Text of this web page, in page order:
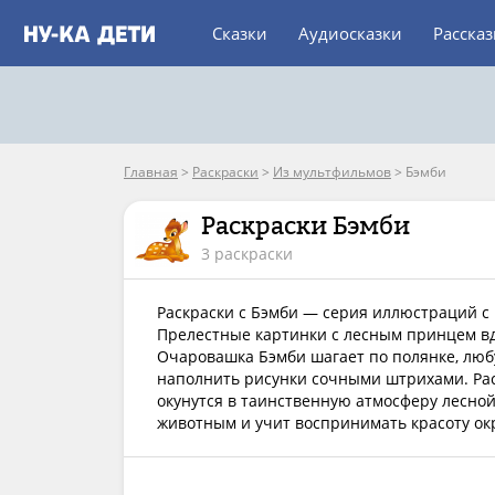
Сказки Аудиосказки
Главная > Раскраски > Из мультфильмов> Бэмби
Раскраски Бэмби
3 раскраски
Раскраски с Бэмби — серия иллюстраций
Прелестные картинки с лесным принцем
Очаровашка Бэмби шагает по полянке,
наполнить рисунки сочными штрихами.
окунутся в таинственную атмосферу
животным и учит воспринимать красоту